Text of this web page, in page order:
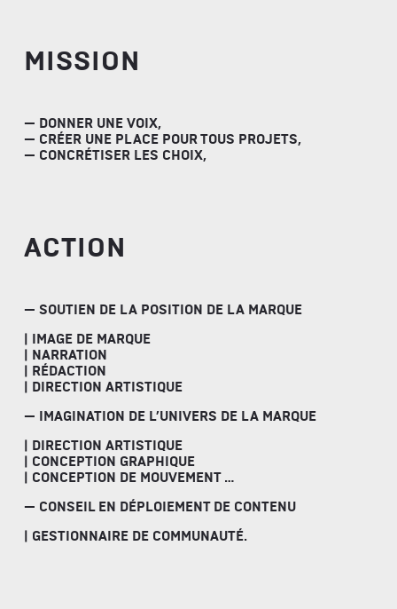
MISSION
— DONNER UNE VOIX,
— CRÉER UNE PLACE POUR TOUS PROJETS,
— CONCRÉTISER LES CHOIX,
ACTION
— SOUTIEN DE LA POSITION DE LA MARQUE
| IMAGE DE MARQUE
| NARRATION
| RÉDACTION
| DIRECTION ARTISTIQUE
— IMAGINATION DE L’UNIVERS DE LA MARQUE
| DIRECTION ARTISTIQUE
| CONCEPTION GRAPHIQUE
| CONCEPTION DE MOUVEMENT …
— CONSEIL EN DÉPLOIEMENT DE CONTENU
| GESTIONNAIRE DE COMMUNAUTÉ.